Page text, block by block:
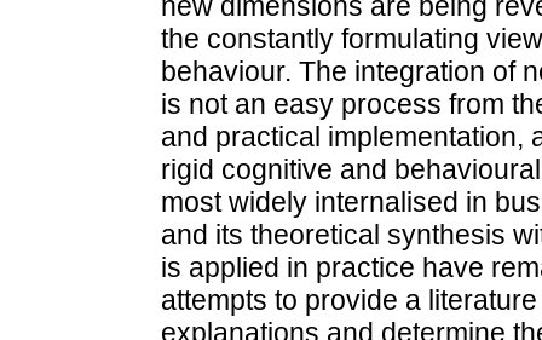
the constantly formulating
behaviour. The integration of
is not an easy process from
and practical implementation,
rigid cognitive and
most widely internalised in
and its theoretical synthesis
is applied in practice have
attempts to provide a
explanations and determine